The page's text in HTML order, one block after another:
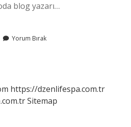
blog yazarı…
Yorum Bırak
https://dzenlifespa.com.tr
Sitemap